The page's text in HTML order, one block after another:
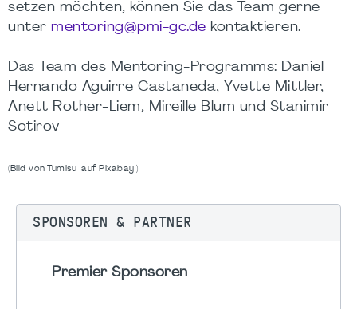
setzen möchten, können Sie das Team gerne
unter mentoring@pmi-gc.de kontaktieren.
Das Team des Mentoring-Programms: Daniel
Hernando Aguirre Castaneda, Yvette Mittler,
Anett Rother-Liem, Mireille Blum und Stanimir
Sotirov
(Bild von Tumisu auf Pixabay )
SPONSOREN & PARTNER
Premier Sponsoren